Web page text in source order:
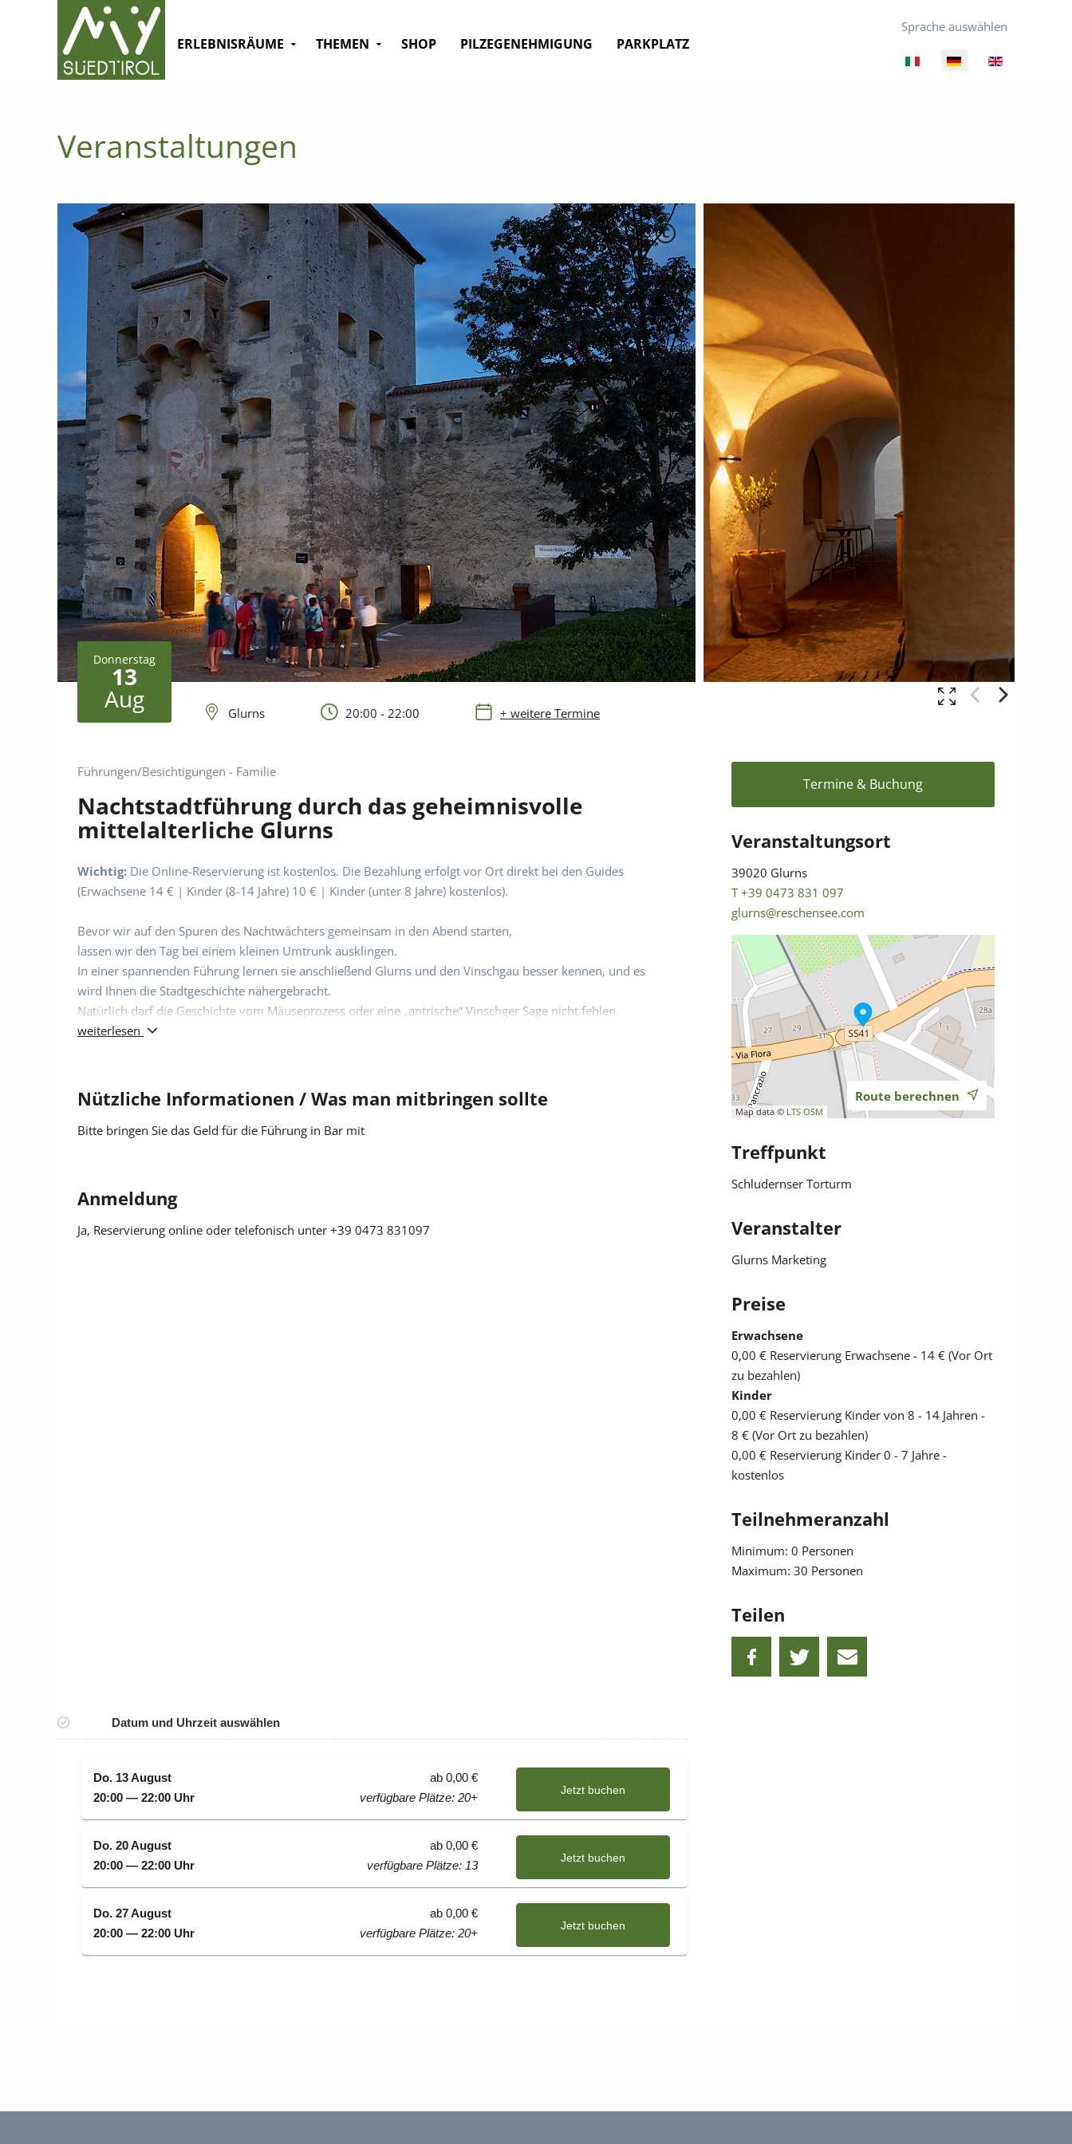
Sprache auswählen
ERLEBNISRÄUME THEMEN SHOP PILZEGENEHMIGUNG PARKPLATZ
Veranstaltungen
C
Donnerstag
13
Aug Glurns 20:00 - 22:00 + weitere Termine
Führungen/Besichtigungen - Familie
Nachtstadtführung durch das geheimnisvolle
mittelalterliche Glurns
Wichtig: Die Online-Reservierung ist kostenlos. Die Bezahlung erfolgt vor Ort direkt bei den Guides
(Erwachsene 14 € | Kinder (8-14 Jahre) 10 € | Kinder (unter 8 Jahre) kostenlos).
Bevor wir auf den Spuren des Nachtwächters gemeinsam in den Abend starten,
lassen wir den Tag bei einem kleinen Umtrunk ausklingen.
In einer spannenden Führung lernen sie anschließend Glurns und den Vinschgau besser kennen, und es
wird Ihnen die Stadtgeschichte nähergebracht.
Natürlich darf die Geschichte vom Mäuseprozess oder eine „antrische“ Vinschger Sage nicht fehlen.
Dauer: ca. 1,5 Stunden
Mindestteilnehmer: 4 Personen
Informationen: Informationsbüro Glurns, Tel. +39 0473 83 10 97
weiterlesen
Nützliche Informationen / Was man mitbringen sollte
Bitte bringen Sie das Geld für die Führung in Bar mit
Anmeldung
Ja, Reservierung online oder telefonisch unter +39 0473 831097
Termine & Buchung
Veranstaltungsort
39020 Glurns
T +39 0473 831 097
glurns@reschensee.com
Map data © LTS OSM
Route berechnen
Treffpunkt
Schludernser Torturm
Veranstalter
Glurns Marketing
Preise
Erwachsene
0,00 € Reservierung Erwachsene - 14 € (Vor Ort
zu bezahlen)
Kinder
0,00 € Reservierung Kinder von 8 - 14 Jahren -
8 € (Vor Ort zu bezahlen)
0,00 € Reservierung Kinder 0 - 7 Jahre -
kostenlos
Teilnehmeranzahl
Minimum: 0 Personen
Maximum: 30 Personen
Teilen